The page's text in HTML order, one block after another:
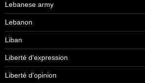
Lebanese army
Lebanon
Liban
Liberté d'expression
Liberté d'opinion